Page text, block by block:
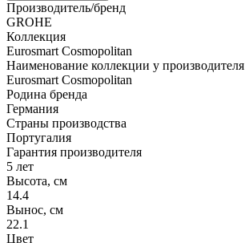
Производитель/бренд
GROHE
Коллекция
Eurosmart Cosmopolitan
Наименование коллекции у производителя
Eurosmart Cosmopolitan
Родина бренда
Германия
Страны производства
Португалия
Гарантия производителя
5 лет
Высота, см
14.4
Вынос, см
22.1
Цвет